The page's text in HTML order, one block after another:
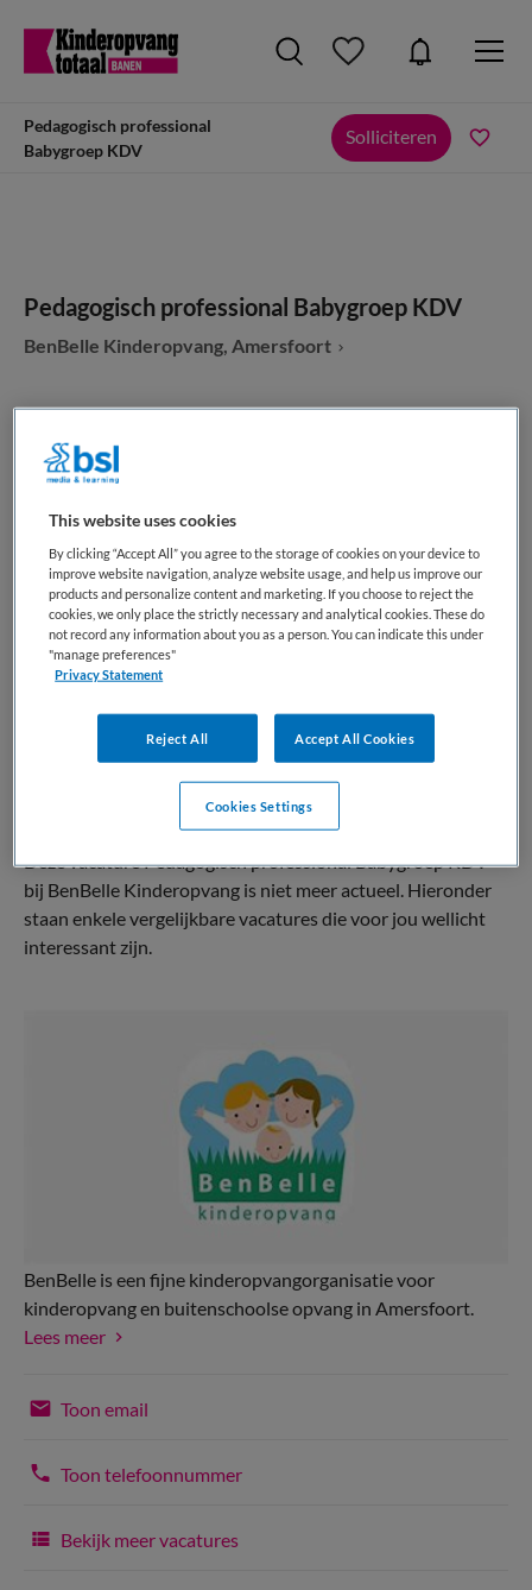
Pedagogisch professional
Babygroep KDV
Solliciteren
Pedagogisch professional Babygroep KDV
BenBelle Kinderopvang, Amersfoort
Kinderopvang
BRANCHE
KDV
AANSTELLING
Vaste aanstelling
PLAATSINGSDATUM
5 mei 2026
NIVEAU
ERVARING DIENSTVERBAND
Fulltime
Vacature niet beschikbaar
Deze vacature Pedagogisch professional Babygroep KDV
bij BenBelle Kinderopvang is niet meer actueel. Hieronder
staan enkele vergelijkbare vacatures die voor jou wellicht
interessant zijn.
BenBelle is een fijne kinderopvangorganisatie voor
kinderopvang en buitenschoolse opvang in Amersfoort.
Lees meer
Toon email
Toon telefoonnummer
Bekijk meer vacatures
This website uses cookies
By clicking “Accept All” you agree to the storage of cookies on your device to
improve website navigation, analyze website usage, and help us improve our
products and personalize content and marketing. If you choose to reject the
cookies, we only place the strictly necessary and analytical cookies. These do
not record any information about you as a person. You can indicate this under
"manage preferences"
Privacy Statement
Reject All Accept All Cookies
Cookies Settings